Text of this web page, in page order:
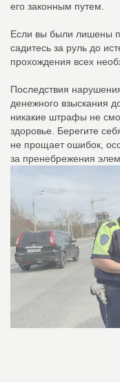
его законным путем.
Если вы были лишены
садитесь за руль до
прохождения всех
Последствия
денежного взыскания
никакие штрафы не
здоровье. Берегите
не прощает ошибок,
за пренебрежения